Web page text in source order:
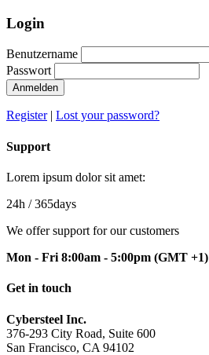
Login
Benutzername
Passwort
Anmelden
Register| Lost your password?
Support
Lorem ipsum dolor sit amet:
24h / 365days
We offer support for our customers
Mon - Fri 8:00am - 5:00pm (GMT +1)
Get in touch
Cybersteel Inc.
376-293 City Road, Suite 600
San Francisco, CA 94102